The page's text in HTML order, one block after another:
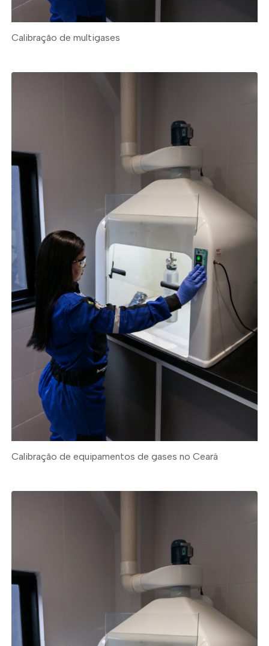
Calibração de multigases
Calibração de equipamentos de gases no Ceará